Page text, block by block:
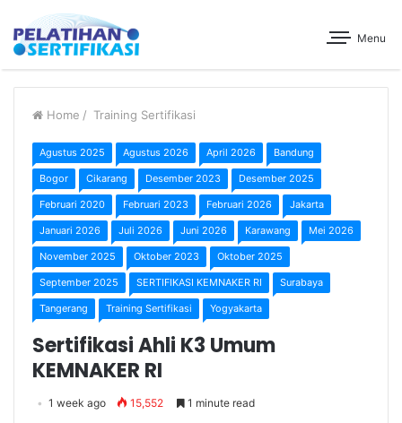
Menu
Home / Training Sertifikasi
Agustus 2025 Agustus 2026 April 2026 Bandung
Bogor Cikarang Desember 2023 Desember 2025
Februari 2020 Februari 2023 Februari 2026 Jakarta
Januari 2026 Juli 2026 Juni 2026 Karawang Mei 2026
November 2025 Oktober 2023 Oktober 2025
September 2025 SERTIFIKASI KEMNAKER RI Surabaya
Tangerang Training Sertifikasi Yogyakarta
Sertifikasi Ahli K3 Umum
KEMNAKER RI
1 week ago 15,552 1 minute read